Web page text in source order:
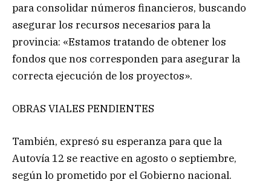
para consolidar números financieros, buscando
asegurar los recursos necesarios para la
provincia: «Estamos tratando de obtener los
fondos que nos corresponden para asegurar la
correcta ejecución de los proyectos».
OBRAS VIALES PENDIENTES
También, expresó su esperanza para que la
Autovía 12 se reactive en agosto o septiembre,
según lo prometido por el Gobierno nacional.